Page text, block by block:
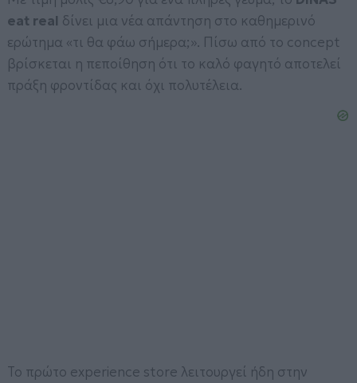
eat real δίνει μια νέα απάντηση στο καθημερινό
ερώτημα «τι θα φάω σήμερα;». Πίσω από το concept
βρίσκεται η πεποίθηση ότι το καλό φαγητό αποτελεί
πράξη φροντίδας και όχι πολυτέλεια.
Το πρώτο experience store λειτουργεί ήδη στην